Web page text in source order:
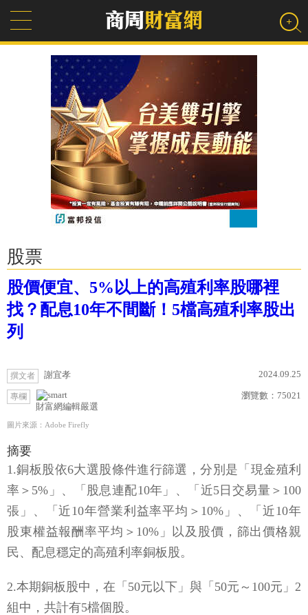
股票
股價便宜、5%以上的高殖利率股哪裡
找？配息10年不間斷！5檔高殖利率股出
列
撰文者 謝宜孝 2024.09.25
專欄
財富網編輯嚴選
瀏覽數： 75021
圖片來源：Adobe Firefly
摘要
1.銅板股依6大選股條件進行篩選，分別是「現金殖利
率＞5%」、「股息連配10年」、「近5日交易量＞100
張」、「近10年營業利益率平均＞10%」、「近10年
股東權益報酬率平均＞10%」以及股價，篩出價格親
民、配息穩定的高殖利率銅板股。
2.本期銅板股中，在「50元以下」與「50元～100元」2
組中，共計有5檔個股。